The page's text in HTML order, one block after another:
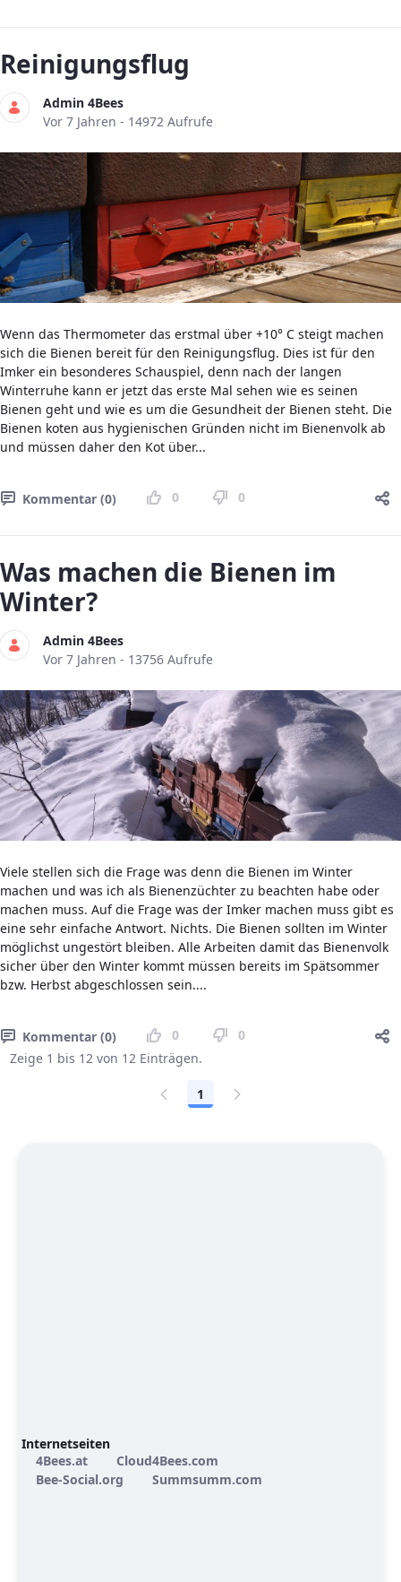
Reinigungsflug
Admin 4Bees
Publikationsdatum
Vor 7 Jahren - 14972 Aufrufe
Wenn das Thermometer das erstmal über +10° C steigt machen
sich die Bienen bereit für den Reinigungsflug. Dies ist für den
Imker ein besonderes Schauspiel, denn nach der langen
Winterruhe kann er jetzt das erste Mal sehen wie es seinen
Bienen geht und wie es um die Gesundheit der Bienen steht. Die
Bienen koten aus hygienischen Gründen nicht im Bienenvolk ab
und müssen daher den Kot über...
Kommentar (0) 0 0
Was machen die Bienen im
Winter?
Admin 4Bees
Publikationsdatum
Vor 7 Jahren - 13756 Aufrufe
Viele stellen sich die Frage was denn die Bienen im Winter
machen und was ich als Bienenzüchter zu beachten habe oder
machen muss. Auf die Frage was der Imker machen muss gibt es
eine sehr einfache Antwort. Nichts. Die Bienen sollten im Winter
möglichst ungestört bleiben. Alle Arbeiten damit das Bienenvolk
sicher über den Winter kommt müssen bereits im Spätsommer
bzw. Herbst abgeschlossen sein....
Kommentar (0) 0
0
Zeige 1 bis 12 von 12 Einträgen.
Seite
1
Internetseiten
4Bees.at
Cloud4Bees.com
Bee-Social.org
Summsumm.com